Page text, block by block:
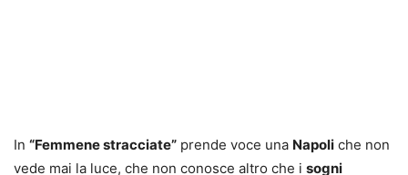
In “Femmene stracciate” prende voce una Napoli che non
vede mai la luce, che non conosce altro che i sogni